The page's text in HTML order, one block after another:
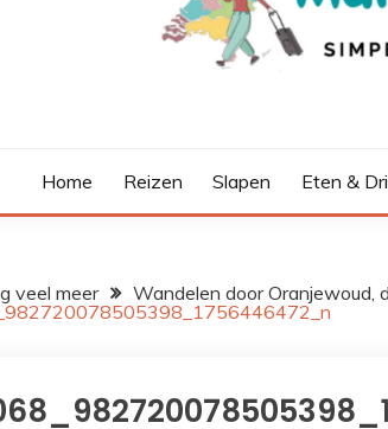
Home Reizen Slapen Eten &
veel meer
Wandelen door Oranjewoud,